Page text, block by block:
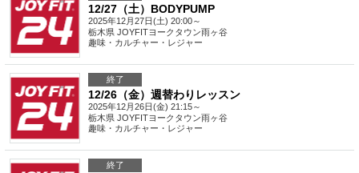
12/27（土）BODYPUMP
2025年12月27日(土) 20:00～
栃木県 JOYFITヨークタウン雨ヶ谷
趣味・カルチャー・レジャー
終了
12/26（金）週替わりレッスン
2025年12月26日(金) 21:15～
栃木県 JOYFITヨークタウン雨ヶ谷
趣味・カルチャー・レジャー
終了